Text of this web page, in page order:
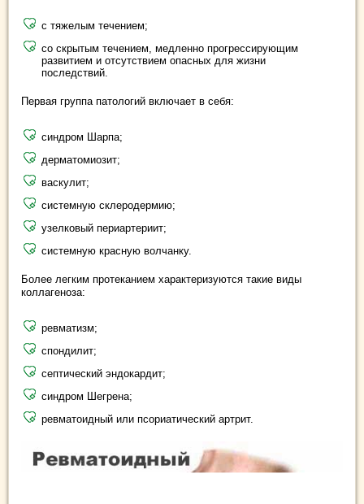
с тяжелым течением;
со скрытым течением, медленно прогрессирующим
развитием и отсутствием опасных для жизни
последствий.
Первая группа патологий включает в себя:
синдром Шарпа;
дерматомиозит;
васкулит;
системную склеродермию;
узелковый периартериит;
системную красную волчанку.
Более легким протеканием характеризуются такие виды
коллагеноза:
ревматизм;
спондилит;
септический эндокардит;
синдром Шегрена;
ревматоидный или псориатический артрит.